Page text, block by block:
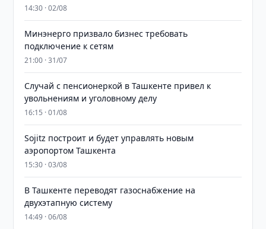
14:30 · 02/08
Минэнерго призвало бизнес требовать
подключение к сетям
21:00 · 31/07
Случай с пенсионеркой в Ташкенте привел к
увольнениям и уголовному делу
16:15 · 01/08
Sojitz построит и будет управлять новым
аэропортом Ташкента
15:30 · 03/08
В Ташкенте переводят газоснабжение на
двухэтапную систему
14:49 · 06/08